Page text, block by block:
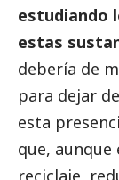
estudiando
estas
debería de
para dejar
esta
que, aunque
reciclaje,